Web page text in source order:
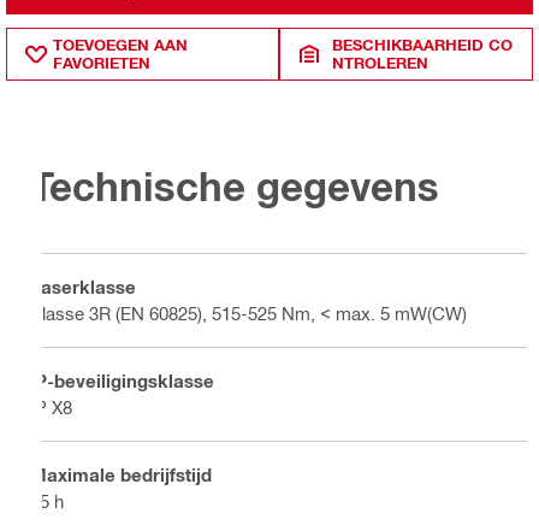
TOEVOEGEN AAN
FAVORIETEN
BESCHIKBAARHEID CO
NTROLEREN
Technische gegevens
Laserklasse
Klasse 3R (EN 60825), 515-525 Nm, < max. 5 mW(CW)
IP-beveiligingsklasse
IP X8
Maximale bedrijfstijd
45 h